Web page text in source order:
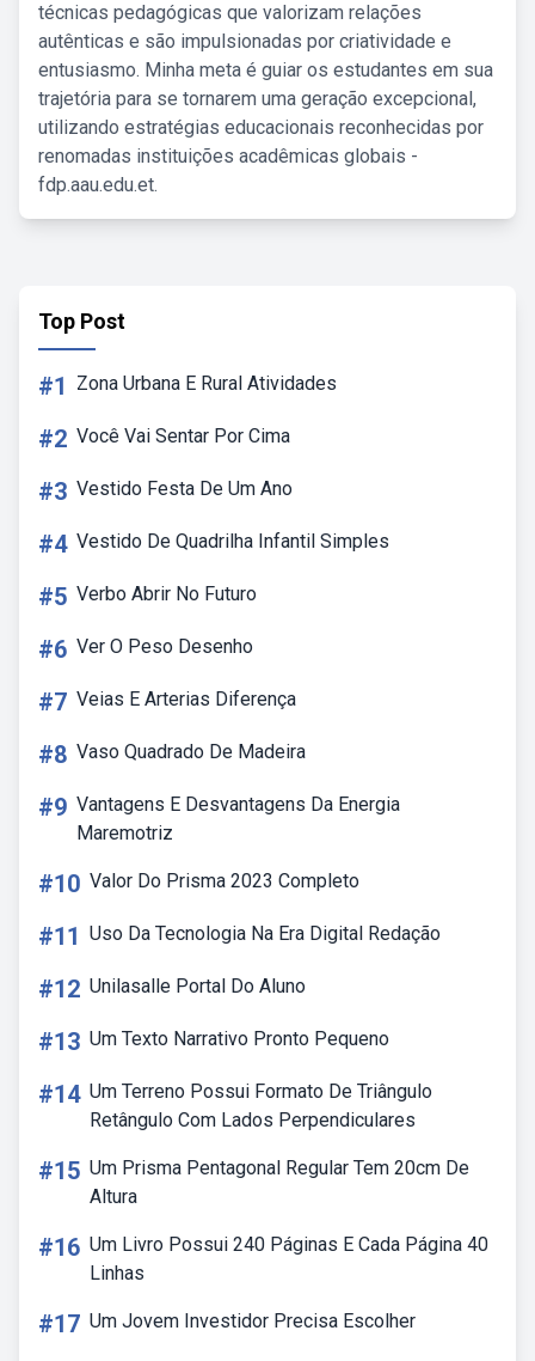
técnicas pedagógicas que valorizam relações
autênticas e são impulsionadas por criatividade e
entusiasmo. Minha meta é guiar os estudantes em sua
trajetória para se tornarem uma geração excepcional,
utilizando estratégias educacionais reconhecidas por
renomadas instituições acadêmicas globais -
fdp.aau.edu.et.
Top Post
#1 Zona Urbana E Rural Atividades
#2 Você Vai Sentar Por Cima
#3 Vestido Festa De Um Ano
#4 Vestido De Quadrilha Infantil Simples
#5 Verbo Abrir No Futuro
#6 Ver O Peso Desenho
#7 Veias E Arterias Diferença
#8 Vaso Quadrado De Madeira
#9 Vantagens E Desvantagens Da Energia
Maremotriz
#10 Valor Do Prisma 2023 Completo
#11 Uso Da Tecnologia Na Era Digital Redação
#12 Unilasalle Portal Do Aluno
#13 Um Texto Narrativo Pronto Pequeno
#14 Um Terreno Possui Formato De Triângulo
Retângulo Com Lados Perpendiculares
#15 Um Prisma Pentagonal Regular Tem 20cm De
Altura
#16 Um Livro Possui 240 Páginas E Cada Página 40
Linhas
#17 Um Jovem Investidor Precisa Escolher